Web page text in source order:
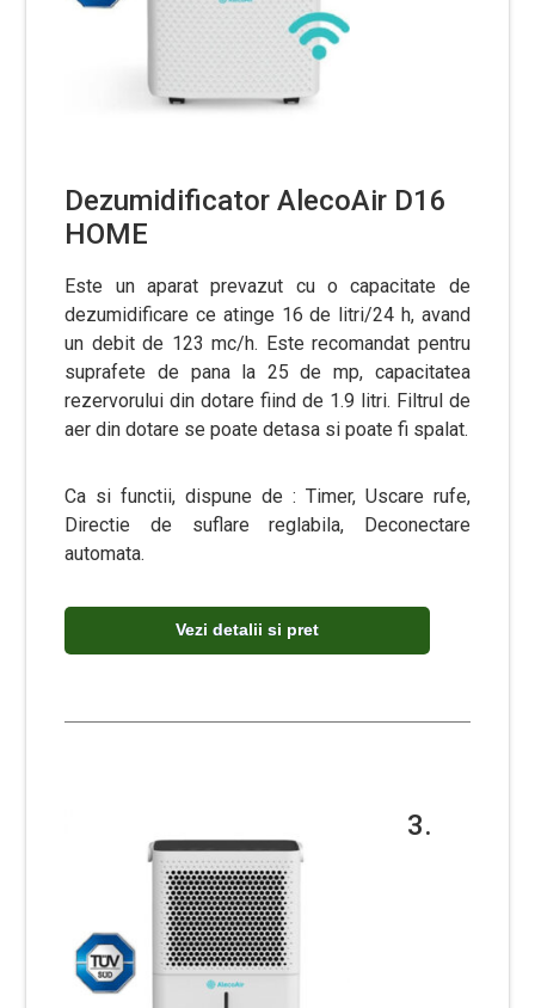
Dezumidificator AlecoAir D16
HOME
Este un aparat prevazut cu o capacitate de
dezumidificare ce atinge 16 de litri/24 h, avand
un debit de 123 mc/h. Este recomandat pentru
suprafete de pana la 25 de mp, capacitatea
rezervorului din dotare fiind de 1.9 litri. Filtrul de
aer din dotare se poate detasa si poate fi spalat.
Ca si functii, dispune de : Timer, Uscare rufe,
Directie de suflare reglabila, Deconectare
automata.
Vezi detalii si pret
3.